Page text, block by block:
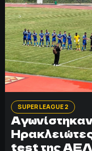
SUPER LEAGUE 2
Αγωνίστηκαν
test της ΑΕΛ